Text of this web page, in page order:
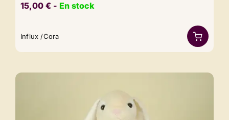
15,00 € ​​ - En stock
Influx /Cora